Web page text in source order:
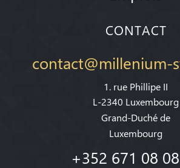
CONTACT
contact@millenium-
1. rue Phillipe II
L-2340 Luxembourg
Grand-Duché de
Luxembourg
+352 671 08